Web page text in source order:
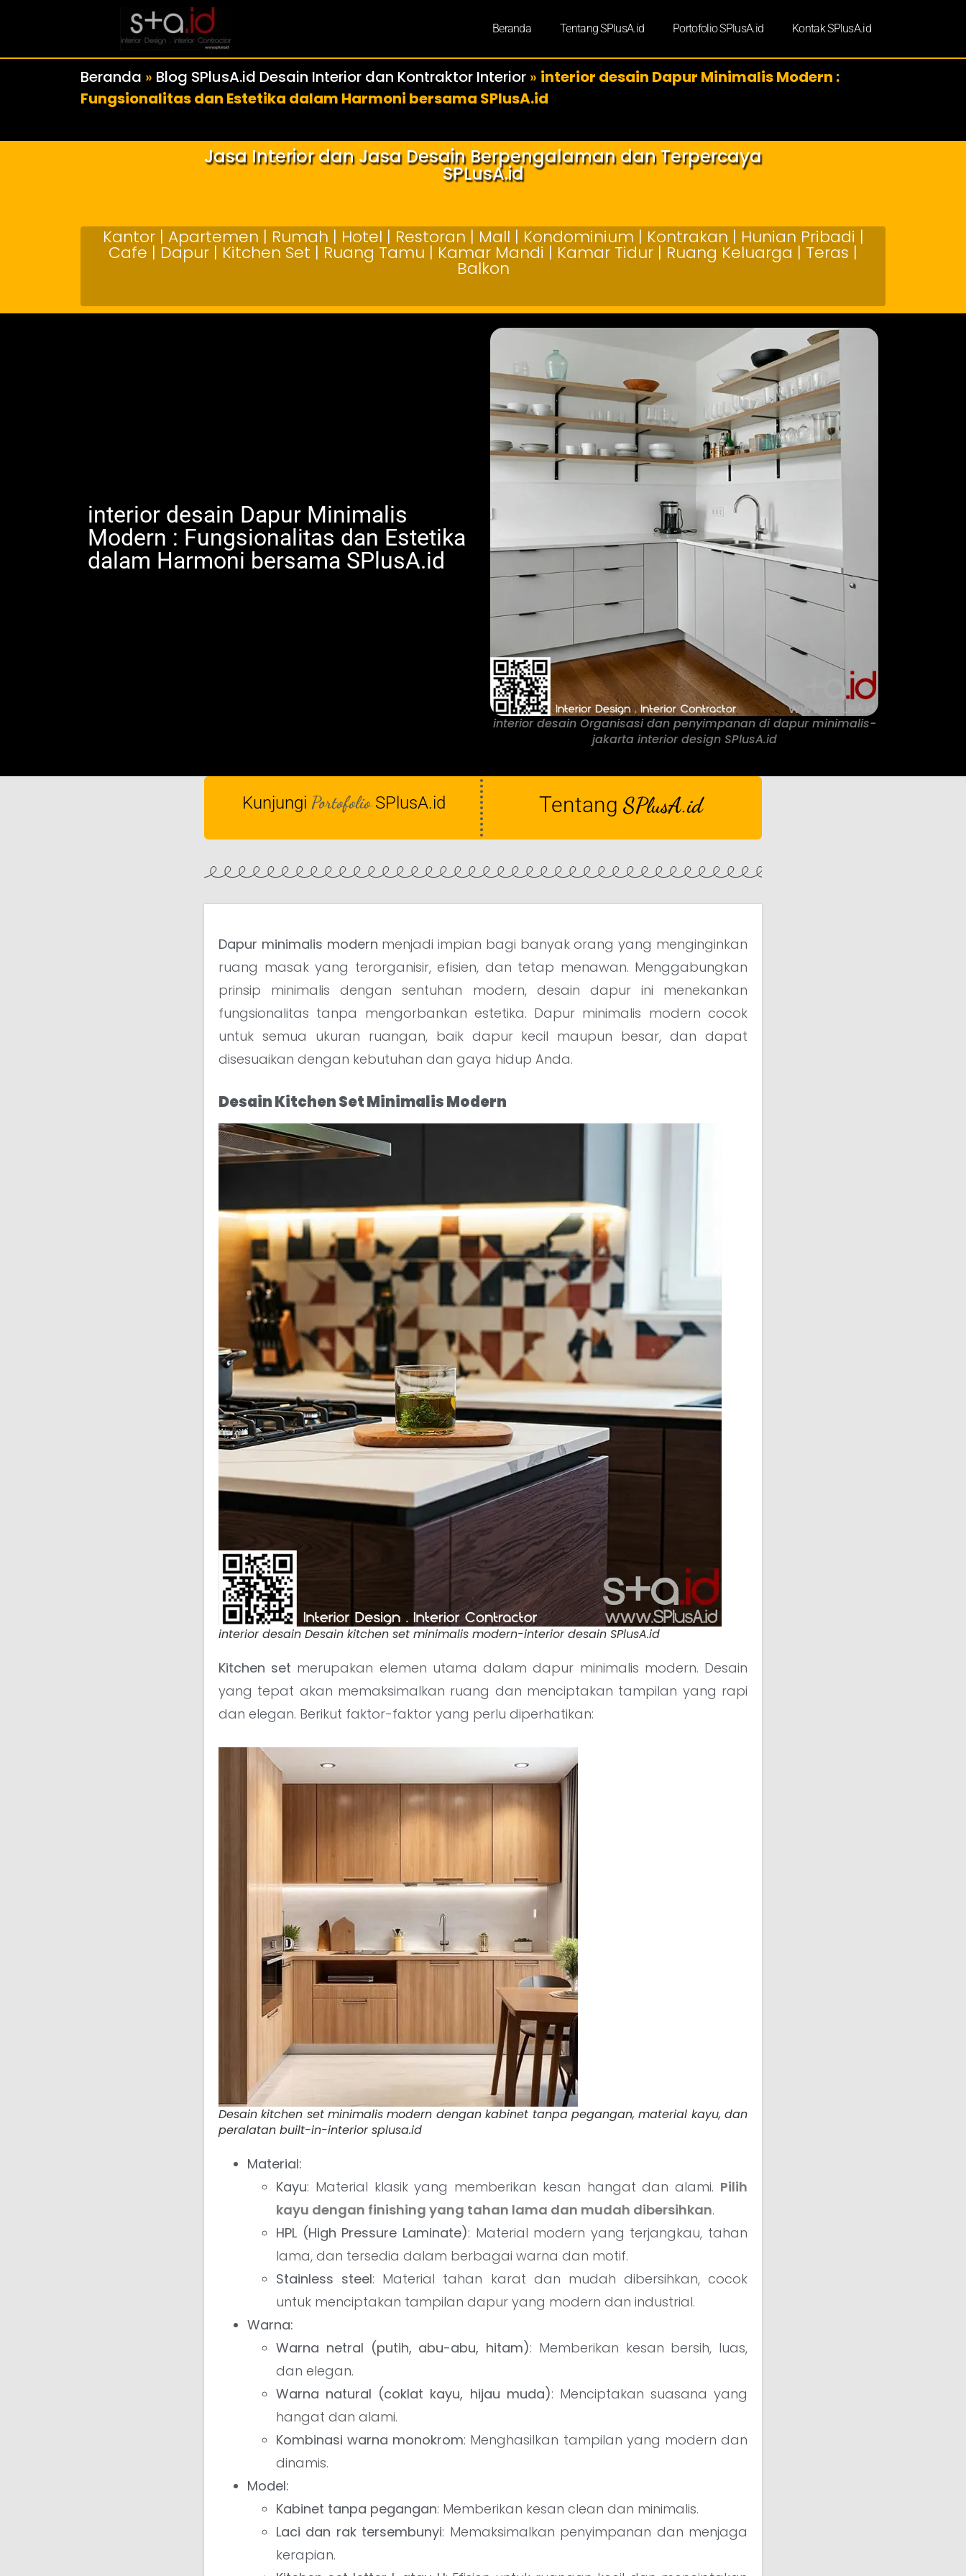
Beranda Tentang SPlusA.id Portofolio SPlusA.id Kontak SPlusA.id
Beranda » Blog SPlusA.id Desain Interior dan Kontraktor Interior » interior desain Dapur Minimalis Modern :
Fungsionalitas dan Estetika dalam Harmoni bersama SPlusA.id
Jasa Interior dan Jasa Desain Berpengalaman dan Terpercaya
SPLusA.id
Kantor | Apartemen | Rumah | Hotel | Restoran | Mall | Kondominium | Kontrakan | Hunian Pribadi |
Cafe | Dapur | Kitchen Set | Ruang Tamu | Kamar Mandi | Kamar Tidur | Ruang Keluarga | Teras |
Balkon
interior desain Dapur Minimalis
Modern : Fungsionalitas dan Estetika
dalam Harmoni bersama SPlusA.id
interior desain Organisasi dan penyimpanan di dapur minimalis-
jakarta interior design SPlusA.id
Kunjungi Portofolio SPlusA.id Tentang SPlusA.id
Dapur minimalis modern menjadi impian bagi banyak orang yang menginginkan
ruang masak yang terorganisir, efisien, dan tetap menawan. Menggabungkan
prinsip minimalis dengan sentuhan modern, desain dapur ini menekankan
fungsionalitas tanpa mengorbankan estetika. Dapur minimalis modern cocok
untuk semua ukuran ruangan, baik dapur kecil maupun besar, dan dapat
disesuaikan dengan kebutuhan dan gaya hidup Anda.
Desain Kitchen Set Minimalis Modern
interior desain Desain kitchen set minimalis modern-interior desain SPlusA.id
Kitchen set merupakan elemen utama dalam dapur minimalis modern. Desain
yang tepat akan memaksimalkan ruang dan menciptakan tampilan yang rapi
dan elegan. Berikut faktor-faktor yang perlu diperhatikan:
Desain kitchen set minimalis modern dengan kabinet tanpa pegangan, material kayu, dan
peralatan built-in-interior splusa.id
Material:
Kayu: Material klasik yang memberikan kesan hangat dan alami. Pilih
kayu dengan finishing yang tahan lama dan mudah dibersihkan.
HPL (High Pressure Laminate): Material modern yang terjangkau, tahan
lama, dan tersedia dalam berbagai warna dan motif.
Stainless steel: Material tahan karat dan mudah dibersihkan, cocok
untuk menciptakan tampilan dapur yang modern dan industrial.
Warna:
Warna netral (putih, abu-abu, hitam): Memberikan kesan bersih, luas,
dan elegan.
Warna natural (coklat kayu, hijau muda): Menciptakan suasana yang
hangat dan alami.
Kombinasi warna monokrom: Menghasilkan tampilan yang modern dan
dinamis.
Model:
Kabinet tanpa pegangan: Memberikan kesan clean dan minimalis.
Laci dan rak tersembunyi: Memaksimalkan penyimpanan dan menjaga
kerapian.